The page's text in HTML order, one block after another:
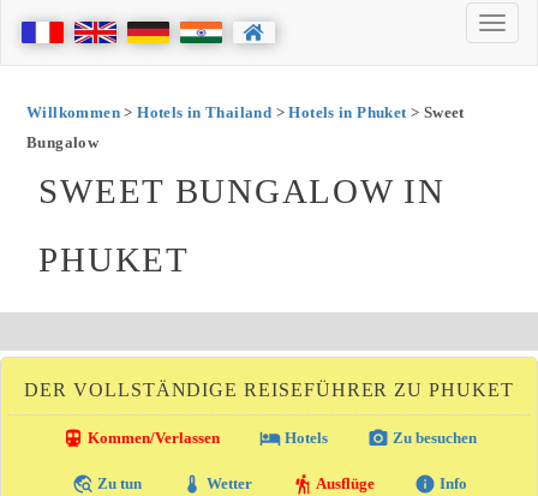
Willkommen>Hotels in Thailand >Hotels in Phuket> Sweet
Bungalow
SWEET BUNGALOW IN
PHUKET
DER VOLLSTÄNDIGE REISEFÜHRER ZU PHUKET
directions_transit Kommen/Verlassen local_hotelHotels photo_camera Zu besuchen
travel_explore Zu tun thermostat Wetter hiking Ausflüge info Info